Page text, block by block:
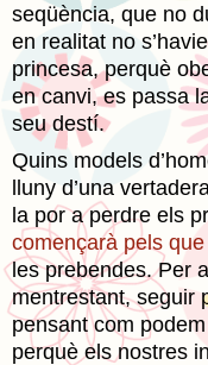
seqüència, que no
en realitat no
princesa, perquè
en canvi, es passa
seu destí.
Quins models
lluny d’una
la por a perdre els
començarà pels
les prebendes. Per
mentrestant, seguir
pensant com
perquè els nostres